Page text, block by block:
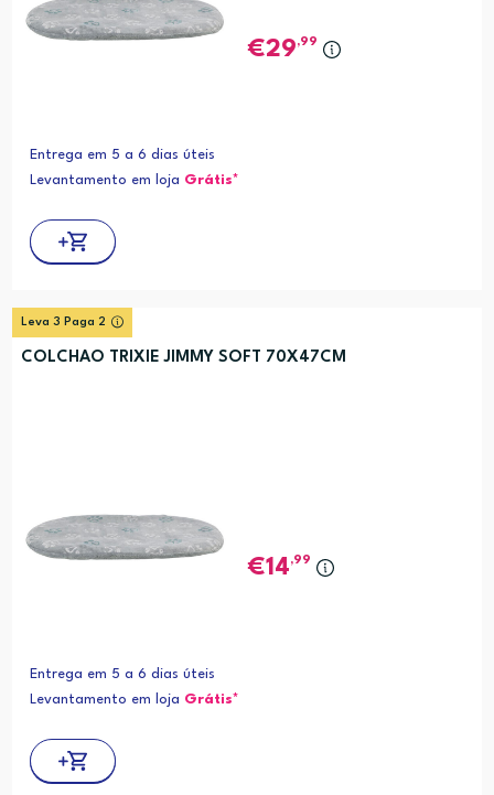
29,99
Entrega em 5 a 6 dias úteis
Levantamento em loja Grátis*
Leva 3 Paga 2
COLCHAO TRIXIE JIMMY SOFT 70X47CM
14,99
Entrega em 5 a 6 dias úteis
Levantamento em loja Grátis*